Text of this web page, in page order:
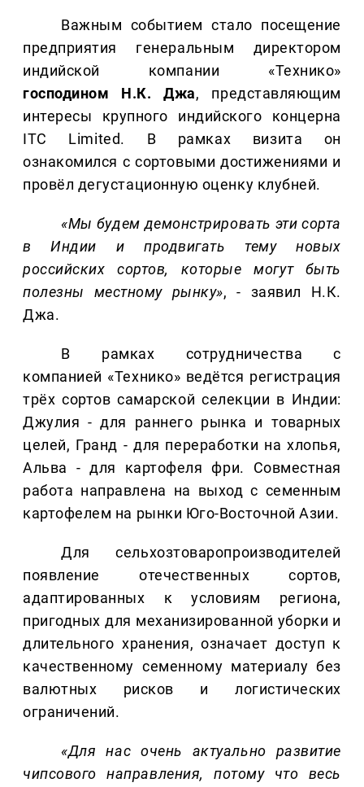
Важным событием стало посещение
предприятия генеральным директором
индийской компании «Технико»
господином Н.К. Джа, представляющим
интересы крупного индийского концерна
ITC Limited. В рамках визита он
ознакомился с сортовыми достижениями и
провёл дегустационную оценку клубней.
«Мы будем демонстрировать эти сорта
в Индии и продвигать тему новых
российских сортов, которые могут быть
полезны местному рынку», - заявил Н.К.
Джа.
В рамках сотрудничества с
компанией «Технико» ведётся регистрация
трёх сортов самарской селекции в Индии:
Джулия - для раннего рынка и товарных
целей, Гранд - для переработки на хлопья,
Альва - для картофеля фри. Совместная
работа направлена на выход с семенным
картофелем на рынки Юго-Восточной Азии.
Для сельхозтоваропроизводителей
появление отечественных сортов,
адаптированных к условиям региона,
пригодных для механизированной уборки и
длительного хранения, означает доступ к
качественному семенному материалу без
валютных рисков и логистических
ограничений.
«Для нас очень актуально развитие
чипсового направления, потому что весь